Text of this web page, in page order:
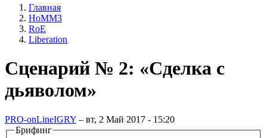
Главная
HoMM3
RoE
Liberation
Сценарий № 2: «Сделка с
дьяволом»
PRO-onLineIGRY – вт, 2 Май 2017 - 15:20
Брифинг